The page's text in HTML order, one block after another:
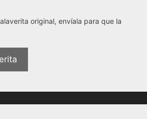
original, envíala para que la